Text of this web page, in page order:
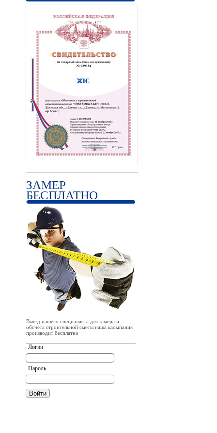
ЗАМЕР
БЕСПЛАТНО
Выезд нашего специалиста для замера и
обсчета строительной сметы наша каомпания
производит бесплатно
Логин
Пароль